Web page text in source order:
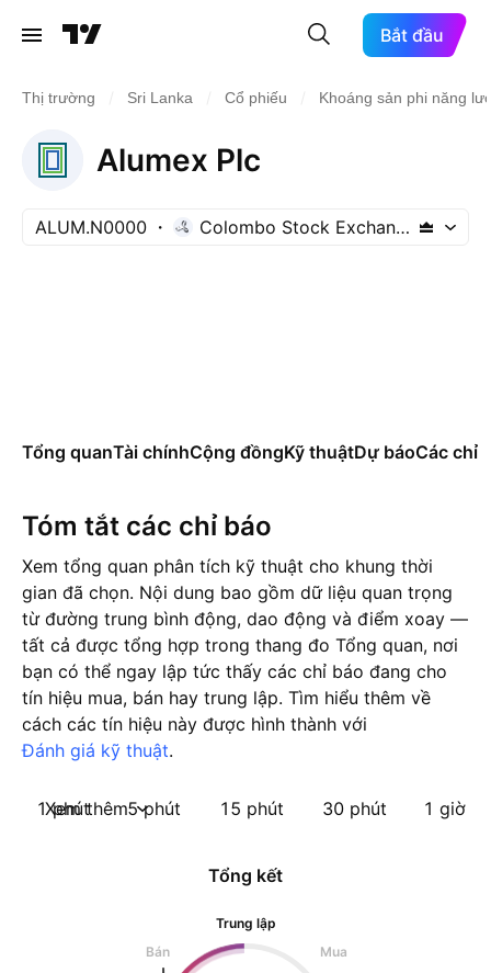
Bắt đầu
Thị trường Sri Lanka Cổ phiếu Khoáng sản phi năng
Alumex Plc
ALUM.N0000 Colombo Stock Exchange
Tổng quanTài chínhCộng đồngKỹ thuậtDự báoCác chỉ
Tóm tắt các chỉ báo
Xem tổng quan phân tích kỹ thuật cho khung thời
gian đã chọn. Nội dung bao gồm dữ liệu quan trọng
từ đường trung bình động, dao động và điểm xoay —
tất cả được tổng hợp trong thang đo Tổng quan, nơi
bạn có thể ngay lập tức thấy các chỉ báo đang cho
tín hiệu mua, bán hay trung lập. Tìm hiểu thêm về
cách các tín hiệu này được hình thành với
Đánh giá kỹ thuật.
1 phút 5 phút 15 phút 30 phút 1 giờ
Xem thêm
Tổng kết
Trung lập
Bán
Mua